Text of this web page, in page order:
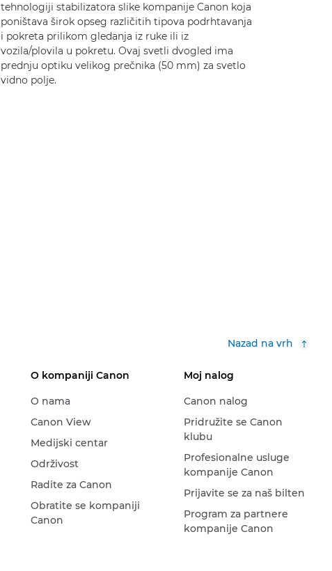
tehnologiji stabilizatora slike kompanije Canon koja
poništava širok opseg različitih tipova podrhtavanja
i pokreta prilikom gledanja iz ruke ili iz
vozila/plovila u pokretu. Ovaj svetli dvogled ima
prednju optiku velikog prečnika (50 mm) za svetlo
vidno polje.
Nazad na vrh
O kompaniji Canon
O nama
Canon View
Medijski centar
Održivost
Radite za Canon
Obratite se kompaniji
Canon
Moj nalog
Canon nalog
Pridružite se Canon
klubu
Profesionalne usluge
kompanije Canon
Prijavite se za naš bilten
Program za partnere
kompanije Canon